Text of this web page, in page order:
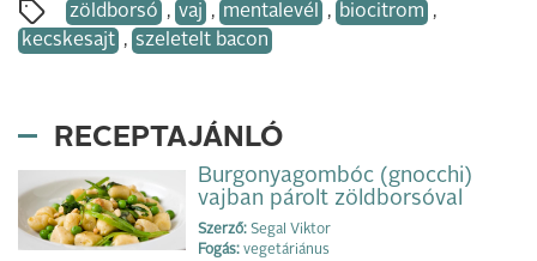
zöldborsó , vaj , mentalevél , biocitrom ,
kecskesajt , szeletelt bacon
RECEPTAJÁNLÓ
Burgonyagombóc (gnocchi)
vajban párolt zöldborsóval
Szerző: Segal Viktor
Fogás: vegetáriánus